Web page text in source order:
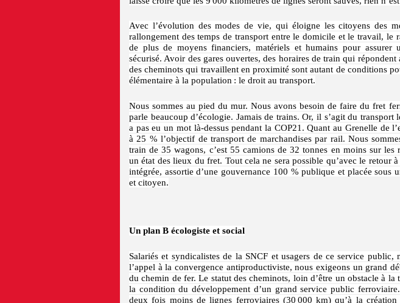
Avec l’évolution des modes de vie, qui éloigne les citoyens des
rallongement des temps de transport entre le domicile et le travail, le
de plus de moyens financiers, matériels et humains pour assurer
sécurisé. Avoir des gares ouvertes, des horaires de train qui répondent
des cheminots qui travaillent en proximité sont autant de conditions
élémentaire à la population : le droit au transport.
Nous sommes au pied du mur. Nous avons besoin de faire du fret
parle beaucoup d’écologie. Jamais de trains. Or, il s’agit du
a pas eu un mot là-dessus pendant la COP21. Quant au Grenelle de
à 25 % l’objectif de transport de marchandises par rail. Nous
train de 35 wagons, c’est 55 camions de 32 tonnes en moins sur les
un état des lieux du fret. Tout cela ne sera possible qu’avec le retour
intégrée, assortie d’une gouvernance 100 % publique et placée sous
et citoyen.
Un plan B écologiste et social
Salariés et syndicalistes de la SNCF et usagers de ce service public,
l’appel à la convergence antiproductiviste, nous exigeons un grand
du chemin de fer. Le statut des cheminots, loin d’être un obstacle à la
la condition du développement d’un grand service public
deux fois moins de lignes ferroviaires (30 000 km) qu’à la